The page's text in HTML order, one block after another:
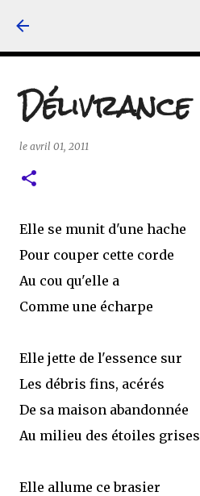
Délivrance
le avril 01, 2011
Elle se munit d'une hache
Pour couper cette corde
Au cou qu'elle a
Comme une écharpe
Elle jette de l'essence sur
Les débris fins, acérés
De sa maison abandonnée
Au milieu des étoiles grises
Elle allume ce brasier